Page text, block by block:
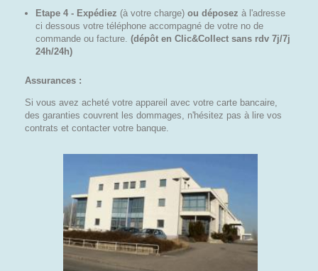
Etape 4 - Expédiez (à votre charge) ou déposez à l'adresse
ci dessous votre téléphone accompagné de votre no de
commande ou facture. (dépôt en Clic&Collect sans rdv 7j/7j
24h/24h)
Assurances :
Si vous avez acheté votre appareil avec votre carte bancaire,
des garanties couvrent les dommages, n'hésitez pas à lire vos
contrats et contacter votre banque.